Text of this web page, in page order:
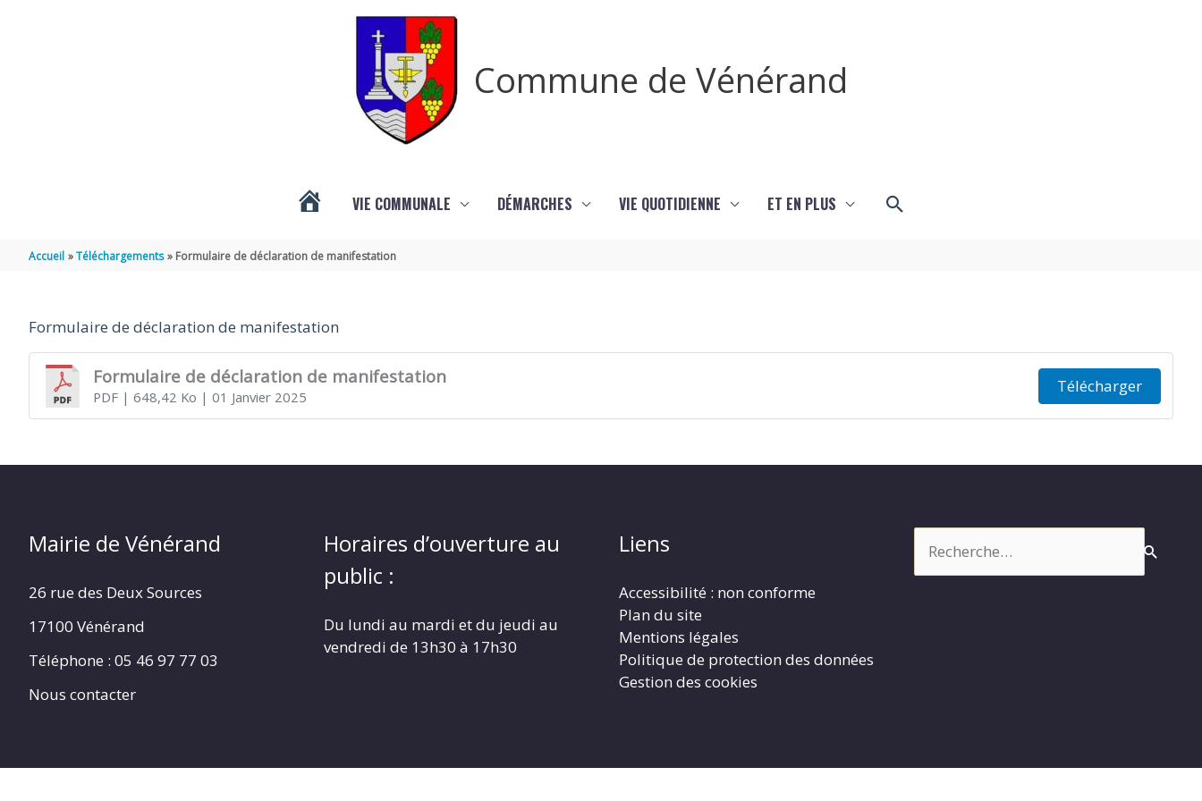
Commune de Vénérand
VIE COMMUNALE DÉMARCHES VIE QUOTIDIENNE ET EN PLUS Rechercher
Accueil Téléchargements Formulaire de déclaration de manifestation
Formulaire de déclaration de manifestation
Formulaire de déclaration de manifestation
PDF| 648,42 Ko | 01 Janvier 2025
Télécharger
Mairie de Vénérand
26 rue des Deux Sources
17100 Vénérand
Téléphone : 05 46 97 77 03
Nous contacter
Horaires d’ouverture au
public :
Du lundi au mardi et du jeudi au
vendredi de 13h30 à 17h30
Liens
Accessibilité : non conforme
Plan du site
Mentions légales
Politique de protection des données
Gestion des cookies